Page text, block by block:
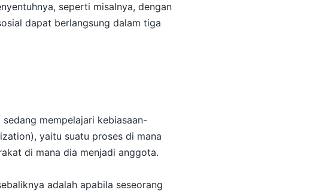
seperti misalnya, dengan
dapat berlangsung dalam tiga
mempelajari kebiasaan-
yaitu suatu proses di mana
di mana dia menjadi anggota.
adalah apabila seseorang